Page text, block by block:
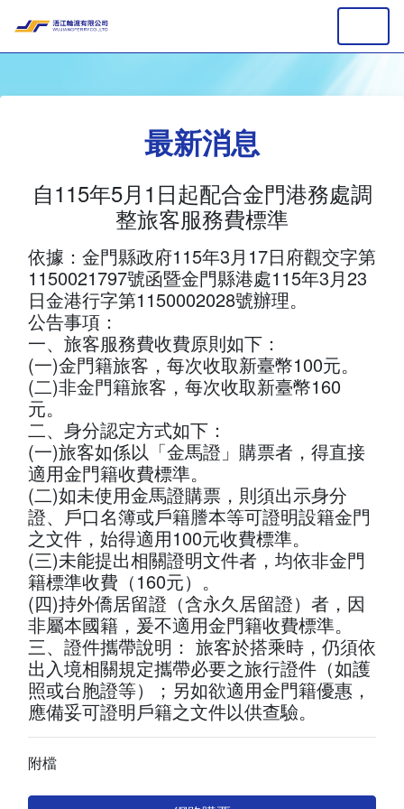
最新消息
自115年5月1日起配合金門港務處調
整旅客服務費標準
依據：金門縣政府115年3月17日府觀交字第
1150021797號函暨金門縣港處115年3月23
日金港行字第1150002028號辦理。
公告事項：
一、旅客服務費收費原則如下：
(一)金門籍旅客，每次收取新臺幣100元。
(二)非金門籍旅客，每次收取新臺幣160
元。
二、身分認定方式如下：
(一)旅客如係以「金馬證」購票者，得直接
適用金門籍收費標準。
(二)如未使用金馬證購票，則須出示身分
證、戶口名簿或戶籍謄本等可證明設籍金門
之文件，始得適用100元收費標準。
(三)未能提出相關證明文件者，均依非金門
籍標準收費（160元）。
(四)持外僑居留證（含永久居留證）者，因
非屬本國籍，爰不適用金門籍收費標準。
三、證件攜帶說明： 旅客於搭乘時，仍須依
出入境相關規定攜帶必要之旅行證件（如護
照或台胞證等）；另如欲適用金門籍優惠，
應備妥可證明戶籍之文件以供查驗。
附檔